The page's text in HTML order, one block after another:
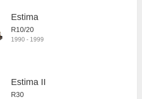
Estima
R10/20
1990 - 1999
Estima II
R30